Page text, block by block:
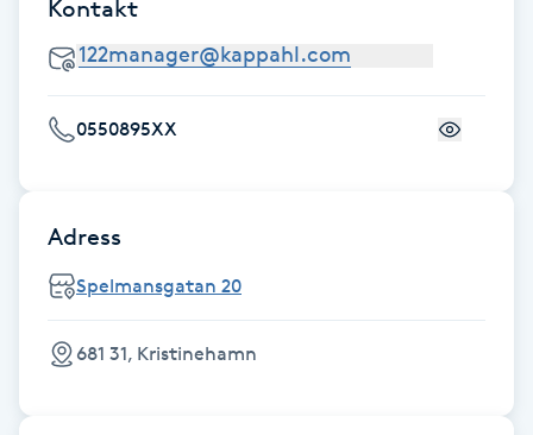
Face framing
Fet hårbotten
Fettreducering
Fibromassage
Fillers
Kontakt
0550895XX
Adress
Spelmansgatan 20
681 31, Kristinehamn